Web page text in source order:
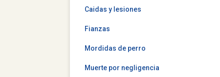
Caidas y lesiones
Fianzas
Mordidas de perro
Muerte por negligencia